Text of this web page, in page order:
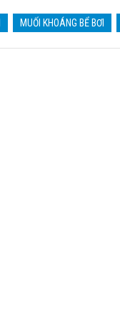
MUỐI KHOÁNG BỂ BƠI